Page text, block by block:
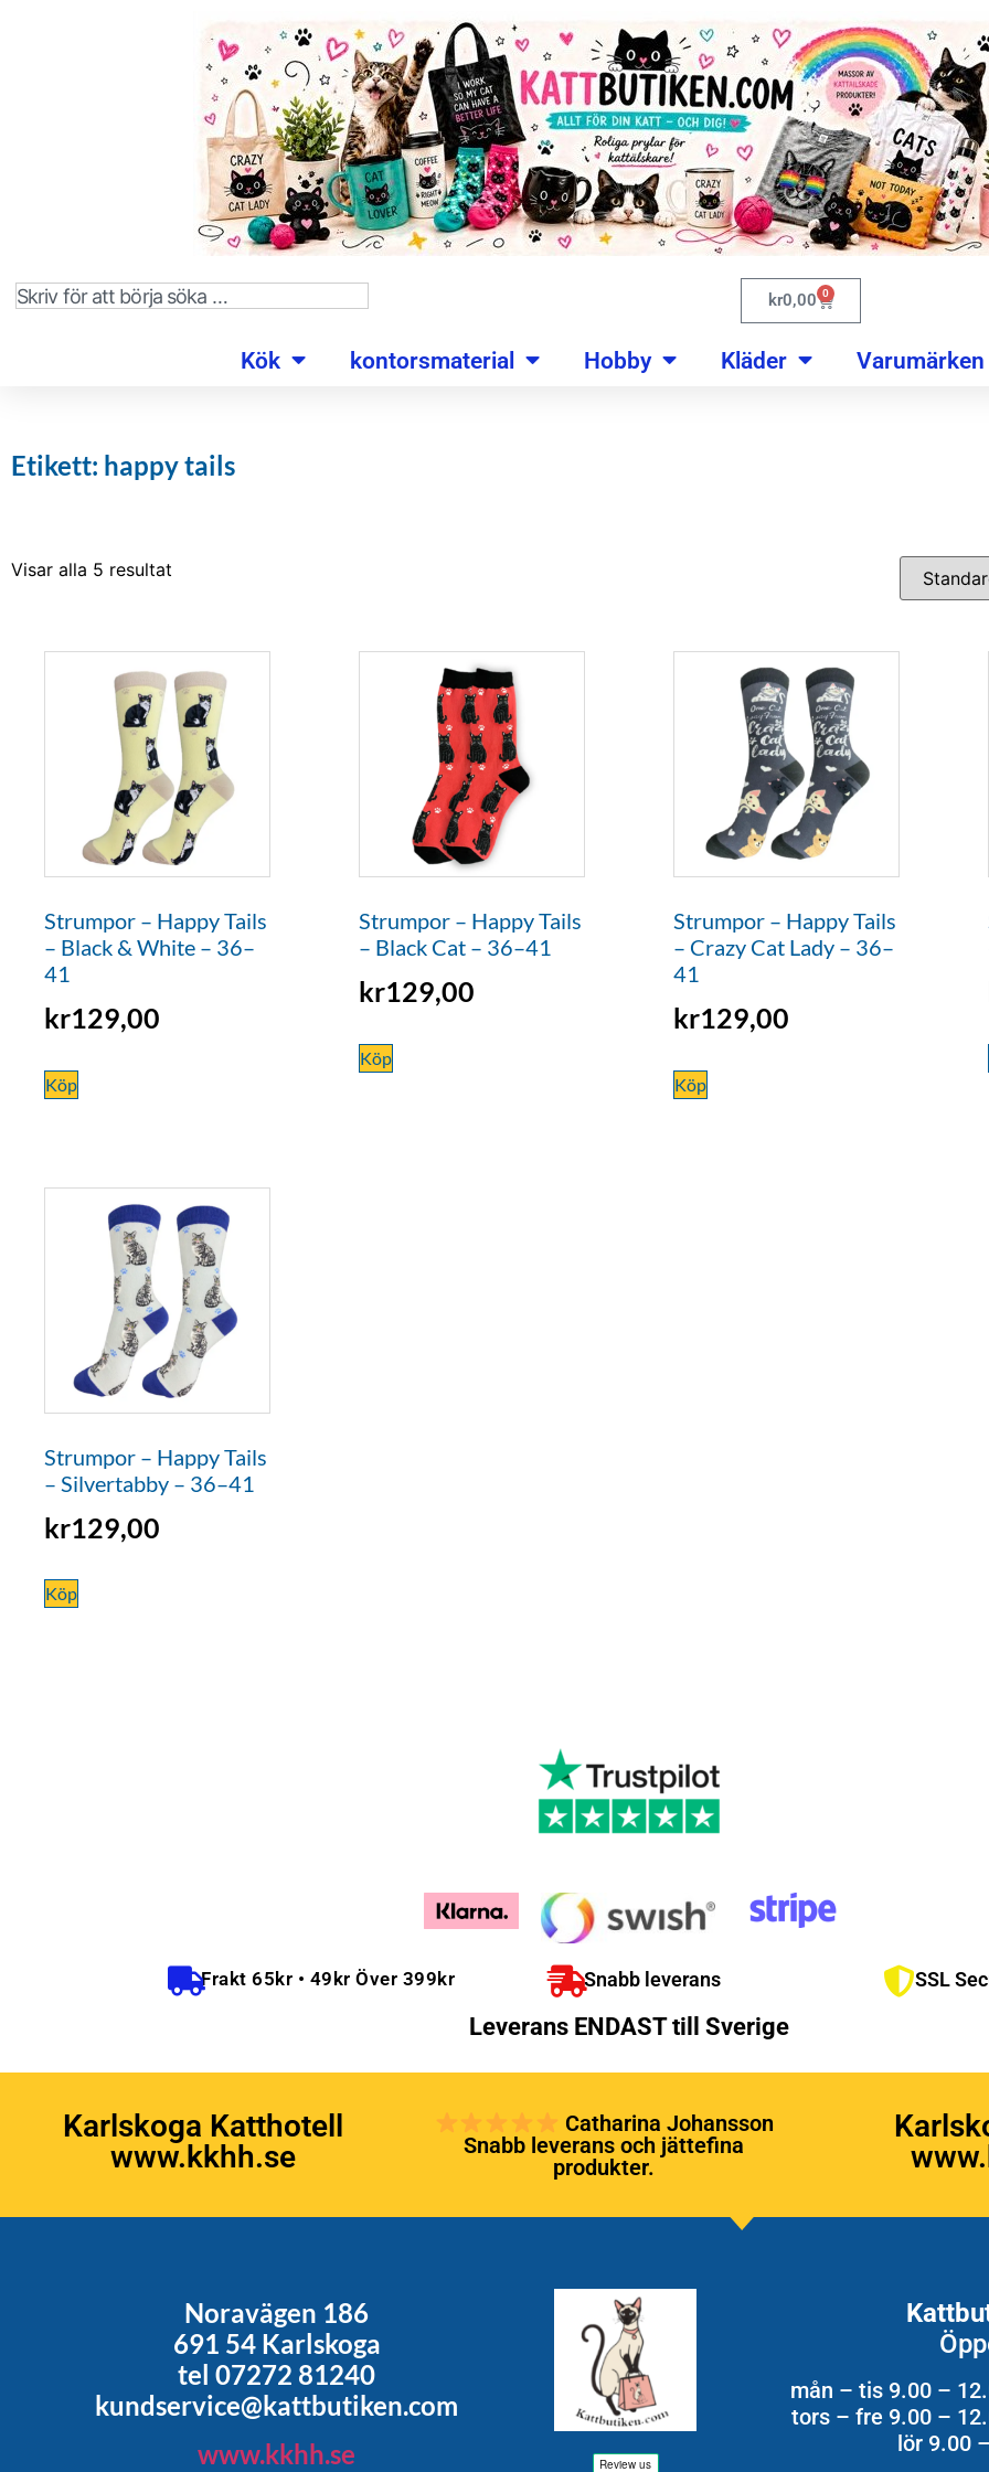
kr0,00 0
Kök kontorsmaterial Hobby Kläder Varumärken
Etikett: happy tails
Visar alla 5 resultat
Strumpor – Happy Tails
– Black & White – 36–
41
kr129,00
Köp
Strumpor – Happy Tails
– Black Cat – 36–41
kr129,00
Köp
Strumpor – Happy Tails
– Crazy Cat Lady – 36–
41
kr129,00
Köp
Strumpor – Happy Tails
– Silvertabby – 36–41
kr129,00
Köp
Frakt 65kr • 49kr Över 399kr Snabb leverans SSL
Leverans ENDAST till Sverige
Karlskoga Katthotell
www.kkhh.se
Catharina Johansson
Snabb leverans och jättefina
produkter.
Noravägen 186
691 54 Karlskoga
tel 07272 81240
kundservice@kattbutiken.com
www.kkhh.se
mån – tis 9.00 –
tors – fre 9.00 –
lör 9.00